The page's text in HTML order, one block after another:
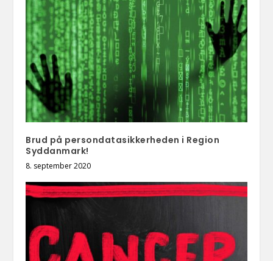
Brud på persondatasikkerheden i Region
Syddanmark!
8. september 2020